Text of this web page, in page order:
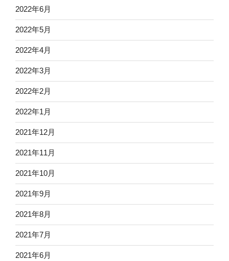
2022年6月
2022年5月
2022年4月
2022年3月
2022年2月
2022年1月
2021年12月
2021年11月
2021年10月
2021年9月
2021年8月
2021年7月
2021年6月